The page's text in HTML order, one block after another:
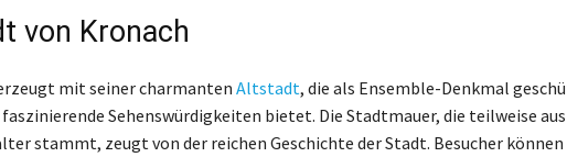
von Kronach
mit seiner charmantenAltstadt, die als Ensemble-Denkmal
Sehenswürdigkeiten bietet. Die Stadtmauer, die teilweise aus
stammt, zeugt von der reichen Geschichte der Stadt. Besucher können